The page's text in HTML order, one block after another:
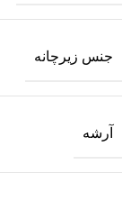
جنس زیرچانه
آرشه